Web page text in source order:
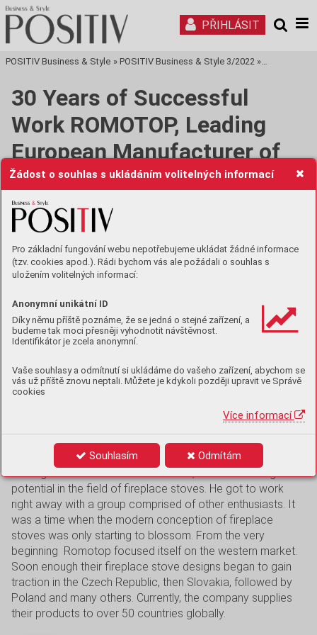
Žádost o souhlas s ukládáním volitelných informací
Pro základní fungování webu nepotřebujeme ukládat žádné informace
(tzv. cookies apod.). Rádi bychom vás ale požádali o souhlas s
uložením volitelných informací:
Anonymní unikátní ID
Díky němu příště poznáme, že se jedná o stejné zařízení, a
budeme tak moci přesněji vyhodnotit návštěvnost.
Identifikátor je zcela anonymní.
Vaše souhlasy a odmítnutí si ukládáme do vašeho zařízení, abychom se
vás už příště znovu neptali. Můžete je kdykoli později upravit ve Správě
cookies
Více informací
Souhlasím Odmítám
PŘIHLÁSIT
POSITIV Business & Style » POSITIV Business & Style 3/2022 » Tisková
30 Years of Successful
Work ROMOTOP, Leading
European Manufacturer of
Fireplace Stoves and Inserts
Over a million homes around the world have
Romotop products in them, which serves proof
of the company’s hard work and dedication.
Romotop’s history dates 30 years back to
1992. Its headquarters and manufacturing
the Moravian-Sileasian town of Suchdol nad
Odrou. Their fireplace stoves and inserts
attract customers through their alluring
solutions of wood burning.
The purely bred Czech company ROMOTOP, spol. s.r.o. was
founded in the summer of 1992 thanks to the vision and
potential in the field of fireplace stoves. He got to work
right away with a group comprised of other enthusiasts. It
was a time when the modern conception of fireplace
stoves was only starting to blossom. From the very
beginning Romotop focused itself on the western market.
Soon enough their fireplace stove designs began to gain
traction in the Czech Republic, then Slovakia, followed by
Poland and many others. Currently, the company supplies
their products to over 50 countries globally.